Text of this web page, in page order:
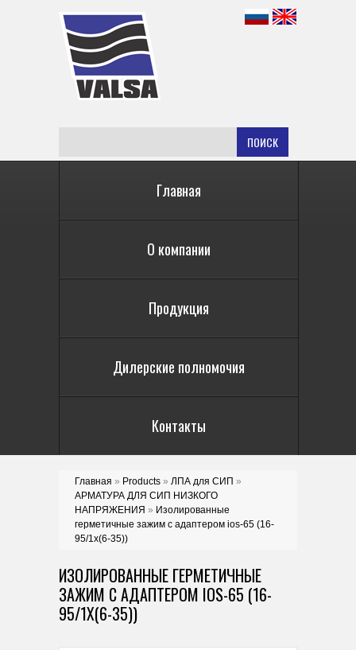
ПОИСК
Главная
О компании
Продукция
Дилерские полномочия
Контакты
Главная » Products » ЛПА для СИП »
АРМАТУРА ДЛЯ СИП НИЗКОГО
НАПРЯЖЕНИЯ » Изолированные
герметичные зажим с адаптером ios-65 (16-
95/1x(6-35))
ИЗОЛИРОВАННЫЕ ГЕРМЕТИЧНЫЕ
ЗАЖИМ С АДАПТЕРОМ IOS-65 (16-
95/1X(6-35))